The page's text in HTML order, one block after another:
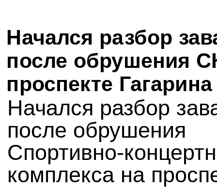
Начался разбор
после обрушения
проспекте Гагарина
Начался разбор
после обрушения
Спортивно-
комплекса на